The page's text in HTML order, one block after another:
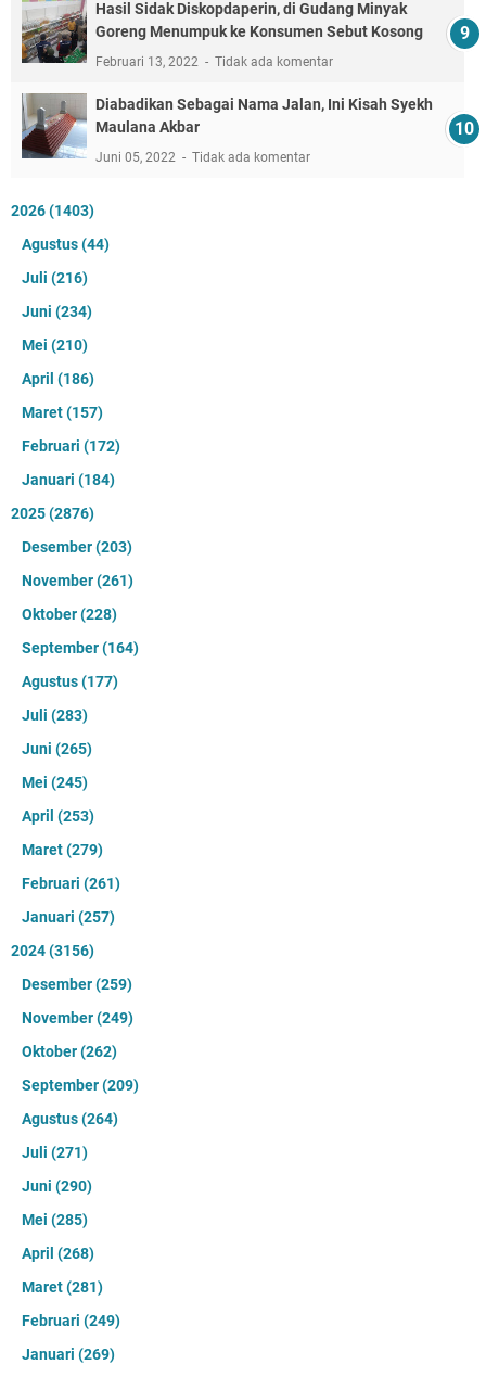
Hasil Sidak Diskopdaperin, di Gudang Minyak
Goreng Menumpuk ke Konsumen Sebut Kosong
Februari 13, 2022 Tidak ada komentar
Diabadikan Sebagai Nama Jalan, Ini Kisah Syekh
Maulana Akbar
Juni 05, 2022 Tidak ada komentar
2026(1403)
Agustus(44)
Juli (216)
Juni (234)
Mei (210)
April (186)
Maret(157)
Februari (172)
Januari (184)
2025(2876)
Desember(203)
November(261)
Oktober(228)
September(164)
Agustus(177)
Juli (283)
Juni (265)
Mei (245)
April (253)
Maret(279)
Februari (261)
Januari (257)
2024(3156)
Desember(259)
November(249)
Oktober(262)
September(209)
Agustus(264)
Juli (271)
Juni (290)
Mei (285)
April (268)
Maret(281)
Februari (249)
Januari (269)